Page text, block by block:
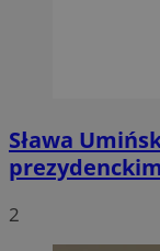
Sława
prezydenckim
2